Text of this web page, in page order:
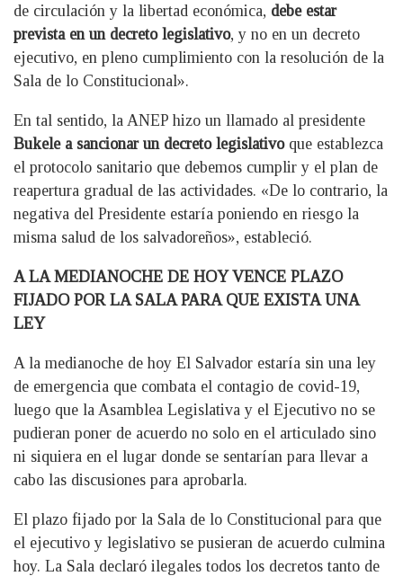
de circulación y la libertad económica, debe estar
prevista en un decreto legislativo, y no en un decreto
ejecutivo, en pleno cumplimiento con la resolución de la
Sala de lo Constitucional».
En tal sentido, la ANEP hizo un llamado al presidente
Bukele a sancionar un decreto legislativo que establezca
el protocolo sanitario que debemos cumplir y el plan de
reapertura gradual de las actividades. «De lo contrario, la
negativa del Presidente estaría poniendo en riesgo la
misma salud de los salvadoreños», estableció.
A LA MEDIANOCHE DE HOY VENCE PLAZO
FIJADO POR LA SALA PARA QUE EXISTA UNA
LEY
A la medianoche de hoy El Salvador estaría sin una ley
de emergencia que combata el contagio de covid-19,
luego que la Asamblea Legislativa y el Ejecutivo no se
pudieran poner de acuerdo no solo en el articulado sino
ni siquiera en el lugar donde se sentarían para llevar a
cabo las discusiones para aprobarla.
El plazo fijado por la Sala de lo Constitucional para que
el ejecutivo y legislativo se pusieran de acuerdo culmina
hoy. La Sala declaró ilegales todos los decretos tanto de